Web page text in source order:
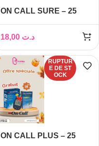
ON CALL SURE – 25
APPAREIL GRATUIT
د.ت
RUPTUR
E DE ST
OCK
ON CALL PLUS – 25